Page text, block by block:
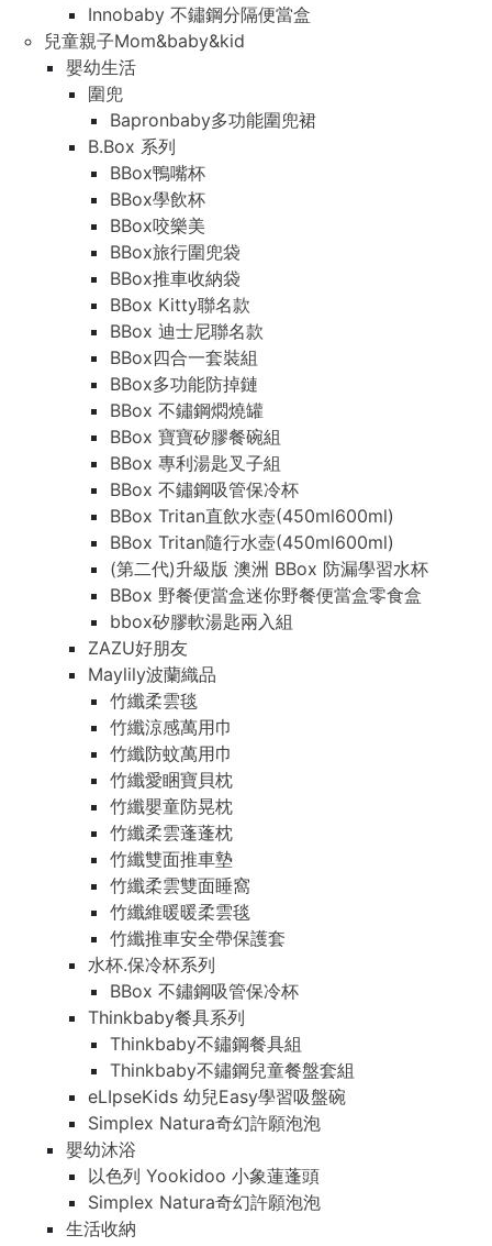
Innobaby 不鏽鋼分隔便當盒
兒童親子Mom&baby&kid
嬰幼生活
圍兜
Bapronbaby多功能圍兜裙
B.Box 系列
BBox鴨嘴杯
BBox學飲杯
BBox咬樂美
BBox旅行圍兜袋
BBox推車收納袋
BBox Kitty聯名款
BBox 迪士尼聯名款
BBox四合一套裝組
BBox多功能防掉鏈
BBox 不鏽鋼燜燒罐
BBox 寶寶矽膠餐碗組
BBox 專利湯匙叉子組
BBox 不鏽鋼吸管保冷杯
BBox Tritan直飲水壺(450ml600ml)
BBox Tritan隨行水壺(450ml600ml)
(第二代)升級版 澳洲 BBox 防漏學習水杯
BBox 野餐便當盒迷你野餐便當盒零食盒
bbox矽膠軟湯匙兩入組
ZAZU好朋友
Maylily波蘭織品
竹纖柔雲毯
竹纖涼感萬用巾
竹纖防蚊萬用巾
竹纖愛睏寶貝枕
竹纖嬰童防晃枕
竹纖柔雲蓬蓬枕
竹纖雙面推車墊
竹纖柔雲雙面睡窩
竹纖維暖暖柔雲毯
竹纖推車安全帶保護套
水杯.保冷杯系列
BBox 不鏽鋼吸管保冷杯
Thinkbaby餐具系列
Thinkbaby不鏽鋼餐具組
Thinkbaby不鏽鋼兒童餐盤套組
eLIpseKids 幼兒Easy學習吸盤碗
Simplex Natura奇幻許願泡泡
嬰幼沐浴
以色列 Yookidoo 小象蓮蓬頭
Simplex Natura奇幻許願泡泡
生活收納